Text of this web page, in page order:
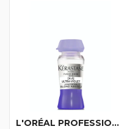
L'ORÉAL PROFESSIONNEL